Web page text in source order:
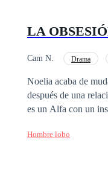
LA
Cam N. Drama
Noelia acaba de
después de una
es un Alfa con un
suya. Aunque ella
Hombre lobo